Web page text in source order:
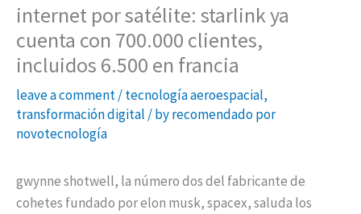
internet por satélite: starlink ya
cuenta con 700.000 clientes,
incluidos 6.500 en francia
leave a comment/tecnología aeroespacial,
transformación digital / byrecomendado por
novotecnología
gwynne shotwell, la número dos del fabricante de
cohetes fundado por elon musk, spacex, saluda los